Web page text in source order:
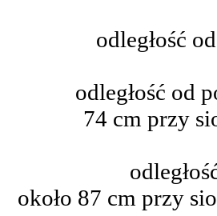
odległość
odległość od
74 cm przy
około 87 cm przy